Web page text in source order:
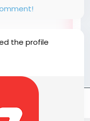
the profile